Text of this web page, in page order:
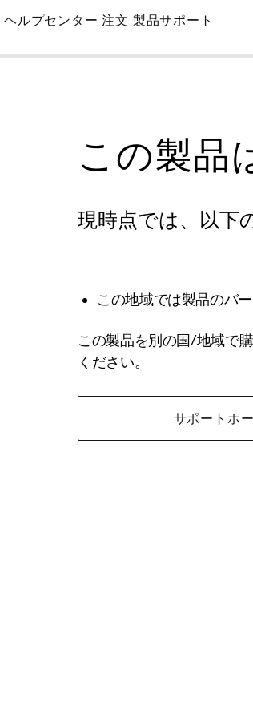
Skip
Main
ヘルプセンター 注文 製品サポート
この製品
現時点では、以下
この地域では製品のバ
この製品を別の国/地域で
ください。
サポートホ